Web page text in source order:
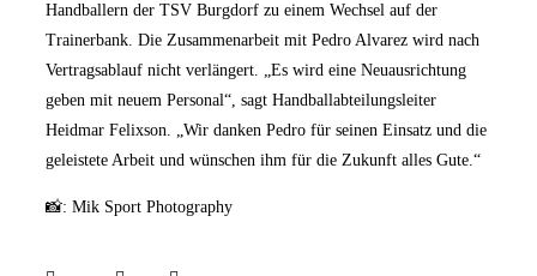
Handballern der TSV Burgdorf zu einem Wechsel auf der
Trainerbank. Die Zusammenarbeit mit Pedro Alvarez wird nach
Vertragsablauf nicht verlängert. „Es wird eine Neuausrichtung
geben mit neuem Personal“, sagt Handballabteilungsleiter
Heidmar Felixson. „Wir danken Pedro für seinen Einsatz und die
geleistete Arbeit und wünschen ihm für die Zukunft alles Gute.“
📸: Mik Sport Photography